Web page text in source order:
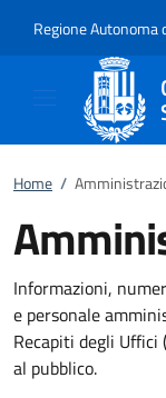
Regione Autonoma
Home /
Informazioni,
e personale
Recapiti degli
al pubblico.